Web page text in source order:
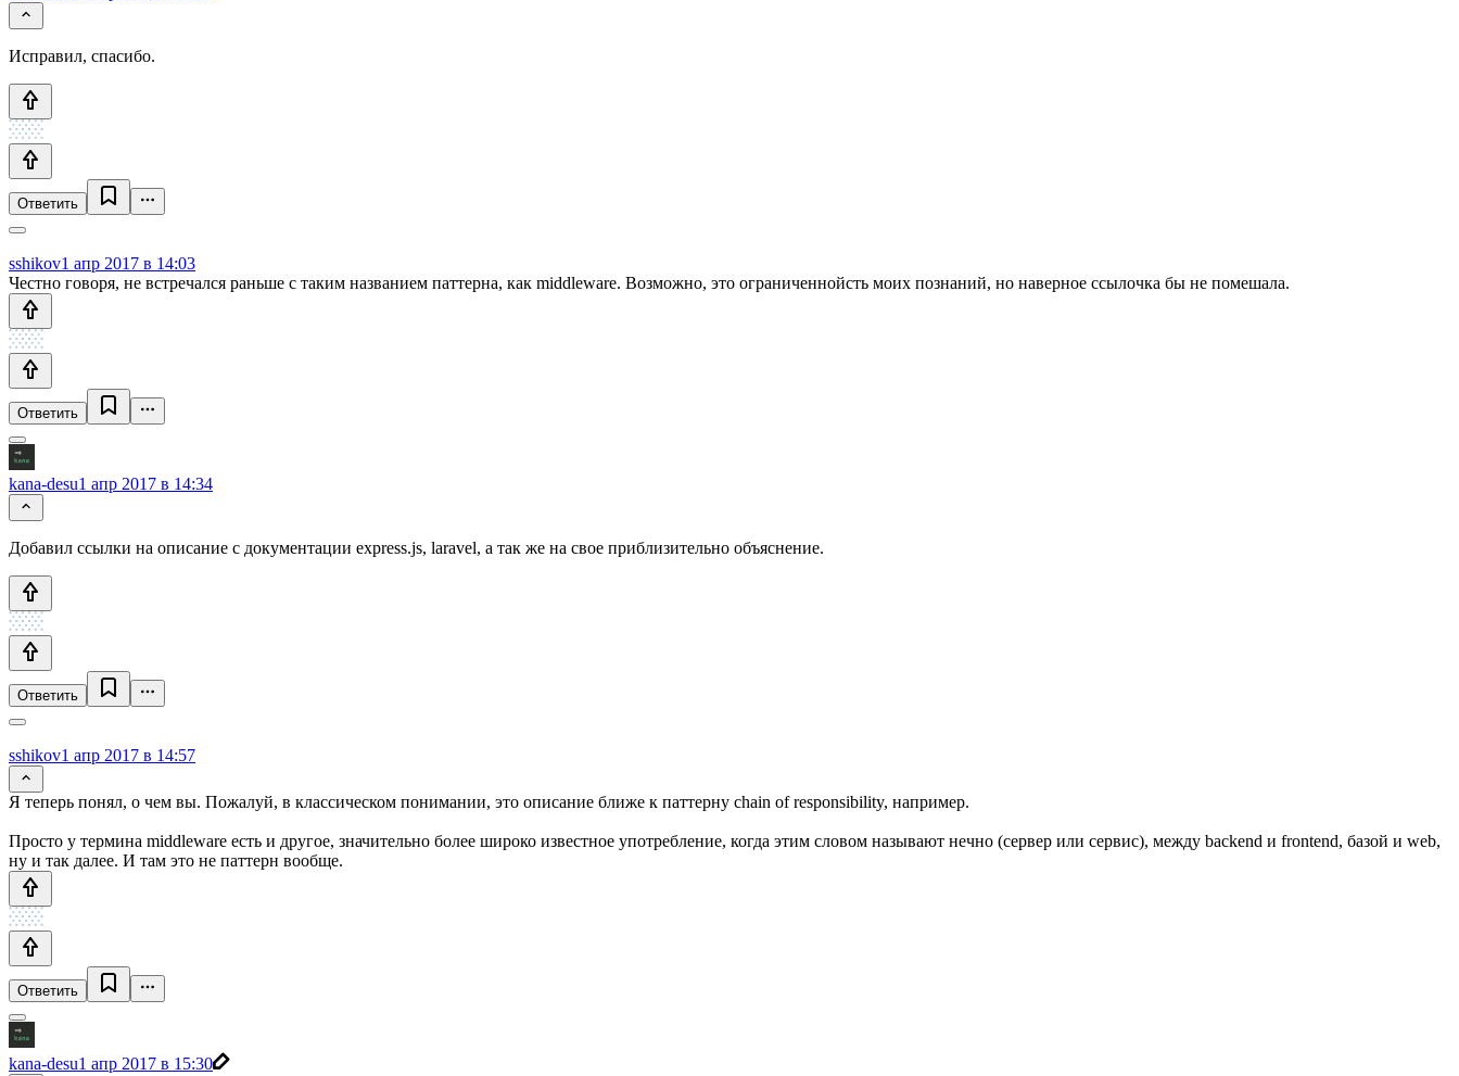
Исправил, спасибо.
Ответить
sshikov1 апр 2017 в 14:03
Честно говоря, не встречался раньше с таким названием паттерна, как middleware. Возможно, это ограниченнойсть моих познаний, но наверное ссылочка бы не помешала.
Ответить
kana-desu1 апр 2017 в 14:34
Добавил ссылки на описание с документации express.js, laravel, а так же на свое приблизительно объяснение.
Ответить
sshikov1 апр 2017 в 14:57
Я теперь понял, о чем вы. Пожалуй, в классическом понимании, это описание ближе к паттерну chain of responsibility, например.
Просто у термина middleware есть и другое, значительно более широко известное употребление, когда этим словом называют нечно (сервер или сервис), между backend и frontend, базой и web,
ну и так далее. И там это не паттерн вообще.
Ответить
kana-desu1 апр 2017 в 15:30